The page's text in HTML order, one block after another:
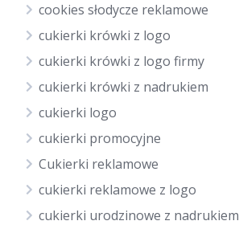
cookies słodycze reklamowe
cukierki krówki z logo
cukierki krówki z logo firmy
cukierki krówki z nadrukiem
cukierki logo
cukierki promocyjne
Cukierki reklamowe
cukierki reklamowe z logo
cukierki urodzinowe z nadrukiem